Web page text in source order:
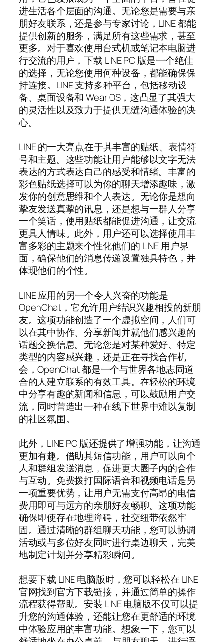
进生活各个层面的沟通。无论您是需要与亲
朋好友联系，还是参与专家讨论，LINE 都能
提供创新的服务，满足所有这些需求，甚至
更多。对于喜欢使用台式机或笔记本电脑进
行交流的用户，下载 LINE PC 版是一个绝佳
的选择，无论您使用何种设备，都能确保保
持连接。LINE 支持多种平台，包括移动设
备、桌面设备和 Wear OS，这凸显了其强大
的灵活性以及致力于提供无缝沟通体验的决
心。
LINE 的一大亮点在于其丰富的贴纸、表情符
号和主题。这些功能让用户能够以文字无法
表达的方式表达自己的感受和情绪。丰富的
彩色贴纸选择可以为你的聊天增添趣味，激
发你的创意思维和个人表达。无论你是想向
挚友发送真挚的讯息，还是想与一群人分享
一个笑话，使用贴纸都能促进沟通，让交流
更具人情味。此外，用户还可以选择使用丰
富多彩的主题来个性化他们的 LINE 用户界
面，确保他们的消息传递设置独具特色，并
体现他们的个性。
LINE 应用的另一个令人兴奋的功能是
OpenChat，它允许用户结识兴趣相投的新朋
友。这项功能创造了一个虚拟空间，人们可
以在其中协作、分享新闻并就他们感兴趣的
话题交换信息。无论您是对某种爱好、特定
类型的内容感兴趣，还是正在寻找合作机
会，OpenChat 都是一个与世界各地志同道
合的人建立联系的有效工具。在轻松的环境
中分享有趣的新闻和信息，可以鼓励用户交
流，同时营造出一种在线下世界中难以复制
的社区氛围。
此外，LINE PC 版还提供了增强功能，让沟通
更加有趣。借助其短信功能，用户可以向个
人和群组发送消息，促进更大圈子内的合作
与互动。免费拨打国际语音和视频电话是另
一项重要优势，让用户无需支付高昂的电信
费用即可与远方的亲朋好友畅聊。这项功能
确保即使存在地理障碍，社交纽带依然牢
固。通过清晰的群组聊天功能，您可以协调
活动或与多位好友同时进行桌边聊天，完美
地制定计划并分享精彩瞬间。
想要下载 LINE 电脑版时，您可以轻松在 LINE
官网找到官方下载链接，并通过简单的操作
流程获得帮助。安装 LINE 电脑版不仅可以提
升您的沟通体验，还能让您在更舒适的环境
中体验应用的丰富功能。想象一下，您可以